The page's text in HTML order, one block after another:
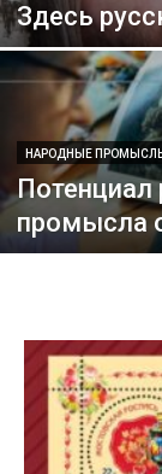
Здесь
НАРОДНЫЕ
Потенциал
промысла